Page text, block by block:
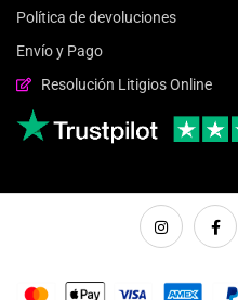
Política de devoluciones
Envío y Pago
Resolución Litigios Online